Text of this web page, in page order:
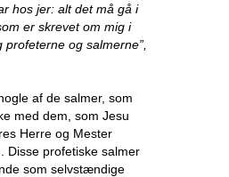
hos jer: alt det må gå i
er skrevet om mig i
profeterne og salmerne”,
af de salmer, som
med dem, som Jesu
Herre og Mester
Disse profetiske salmer
som selvstændige